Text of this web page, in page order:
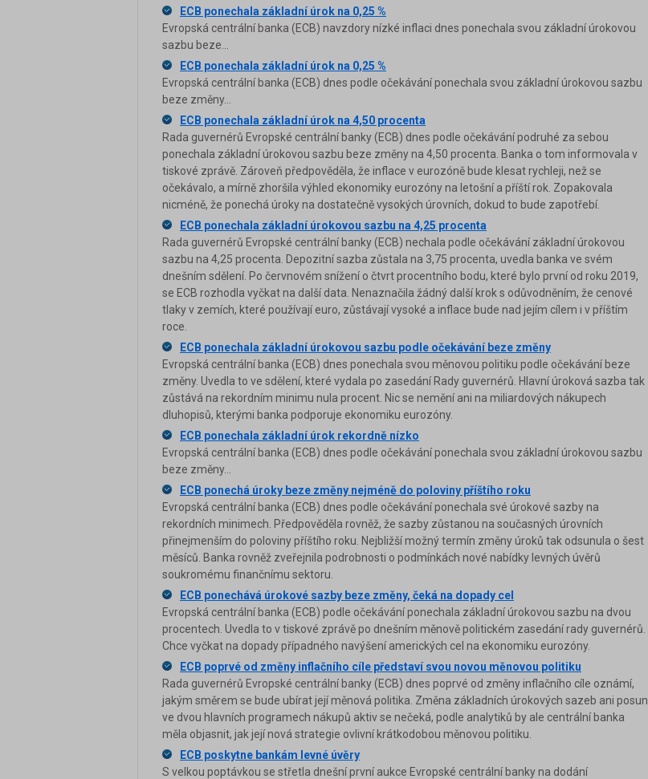
ECB ponechala základní úrok na 0,25 %
Evropská centrální banka (ECB) navzdory nízké inflaci dnes ponechala svou základní úrokovou
sazbu beze...
ECB ponechala základní úrok na 0,25 %
Evropská centrální banka (ECB) dnes podle očekávání ponechala svou základní úrokovou sazbu
beze změny...
ECB ponechala základní úrok na 4,50 procenta
Rada guvernérů Evropské centrální banky (ECB) dnes podle očekávání podruhé za sebou
ponechala základní úrokovou sazbu beze změny na 4,50 procenta. Banka o tom informovala v
tiskové zprávě. Zároveň předpověděla, že inflace v eurozóně bude klesat rychleji, než se
očekávalo, a mírně zhoršila výhled ekonomiky eurozóny na letošní a příští rok. Zopakovala
nicméně, že ponechá úroky na dostatečně vysokých úrovních, dokud to bude zapotřebí.
ECB ponechala základní úrokovou sazbu na 4,25 procenta
Rada guvernérů Evropské centrální banky (ECB) nechala podle očekávání základní úrokovou
sazbu na 4,25 procenta. Depozitní sazba zůstala na 3,75 procenta, uvedla banka ve svém
dnešním sdělení. Po červnovém snížení o čtvrt procentního bodu, které bylo první od roku 2019,
se ECB rozhodla vyčkat na další data. Nenaznačila žádný další krok s odůvodněním, že cenové
tlaky v zemích, které používají euro, zůstávají vysoké a inflace bude nad jejím cílem i v příštím
roce.
ECB ponechala základní úrokovou sazbu podle očekávání beze změny
Evropská centrální banka (ECB) dnes ponechala svou měnovou politiku podle očekávání beze
změny. Uvedla to ve sdělení, které vydala po zasedání Rady guvernérů. Hlavní úroková sazba tak
zůstává na rekordním minimu nula procent. Nic se nemění ani na miliardových nákupech
dluhopisů, kterými banka podporuje ekonomiku eurozóny.
ECB ponechala základní úrok rekordně nízko
Evropská centrální banka (ECB) dnes podle očekávání ponechala svou základní úrokovou sazbu
beze změny...
ECB ponechá úroky beze změny nejméně do poloviny příštího roku
Evropská centrální banka (ECB) dnes podle očekávání ponechala své úrokové sazby na
rekordních minimech. Předpověděla rovněž, že sazby zůstanou na současných úrovních
přinejmenším do poloviny příštího roku. Nejbližší možný termín změny úroků tak odsunula o šest
měsíců. Banka rovněž zveřejnila podrobnosti o podmínkách nové nabídky levných úvěrů
soukromému finančnímu sektoru.
ECB ponechává úrokové sazby beze změny, čeká na dopady cel
Evropská centrální banka (ECB) podle očekávání ponechala základní úrokovou sazbu na dvou
procentech. Uvedla to v tiskové zprávě po dnešním měnově politickém zasedání rady guvernérů.
Chce vyčkat na dopady případného navýšení amerických cel na ekonomiku eurozóny.
ECB poprvé od změny inflačního cíle představí svou novou měnovou politiku
Rada guvernérů Evropské centrální banky (ECB) dnes poprvé od změny inflačního cíle oznámí,
jakým směrem se bude ubírat její měnová politika. Změna základních úrokových sazeb ani posun
ve dvou hlavních programech nákupů aktiv se nečeká, podle analytiků by ale centrální banka
měla objasnit, jak její nová strategie ovlivní krátkodobou měnovou politiku.
ECB poskytne bankám levné úvěry
S velkou poptávkou se střetla dnešní první aukce Evropské centrální banky na dodání